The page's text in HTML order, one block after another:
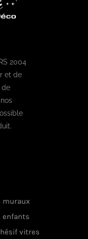
2004
et de
de
muraux
enfants
vitres